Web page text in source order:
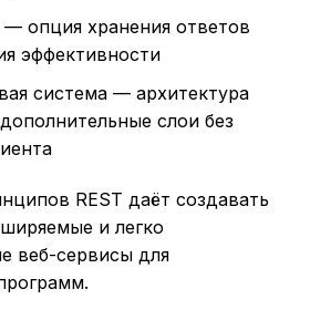
опция хранения ответов
эффективности
система — архитектура
слои без
REST даёт создавать
и легко
веб-сервисы для